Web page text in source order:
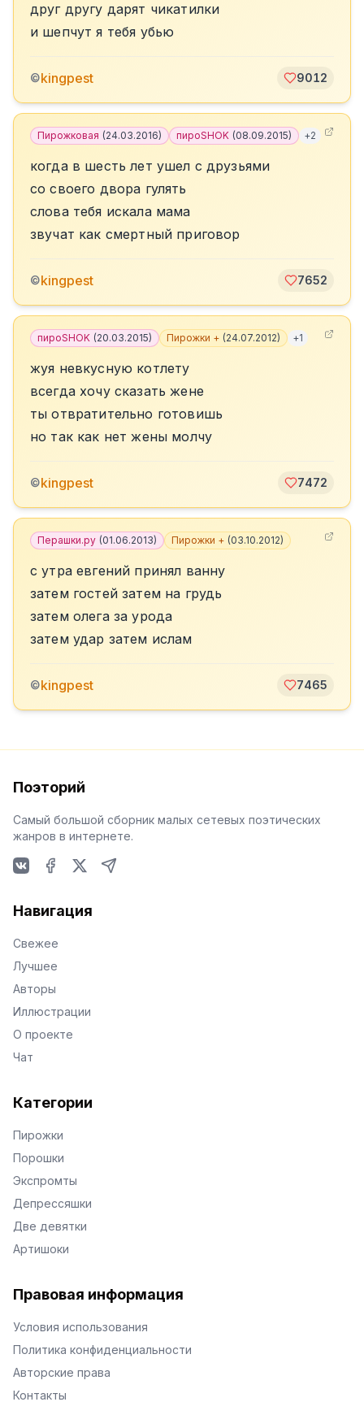
друг другу дарят чикатилки
и шепчут я тебя убью
©kingpest 9012
Пирожковая (24.03.2016) пироSHOK (08.09.2015) +2
когда в шесть лет ушел с друзьями
со своего двора гулять
слова тебя искала мама
звучат как смертный приговор
©kingpest 7652
пироSHOK (20.03.2015) Пирожки + (24.07.2012) +1
жуя невкусную котлету
всегда хочу сказать жене
ты отвратительно готовишь
но так как нет жены молчу
©kingpest 7472
Перашки.ру (01.06.2013) Пирожки + (03.10.2012)
с утра евгений принял ванну
затем гостей затем на грудь
затем олега за урода
затем удар затем ислам
©kingpest 7465
Поэторий
Самый большой сборник малых сетевых поэтических
жанров в интернете.
Навигация
Свежее
Лучшее
Авторы
Иллюстрации
О проекте
Чат
Категории
Пирожки
Порошки
Экспромты
Депрессяшки
Две девятки
Артишоки
Правовая информация
Условия использования
Политика конфиденциальности
Авторские права
Контакты